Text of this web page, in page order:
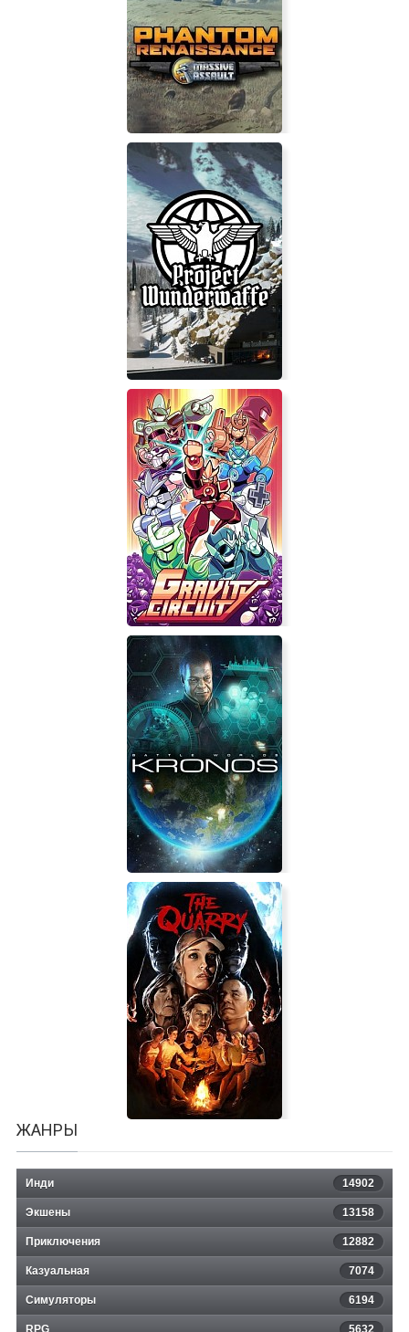
DeadCore
Massive Assault: Phantom
Renaissance
Project Wunderwaffe
Gravity Circuit
Battle Worlds: Kronos
ЖАНРЫ
Инди 14902
Экшены 13158
Приключения 12882
Казуальная 7074
Симуляторы 6194
RPG 5632